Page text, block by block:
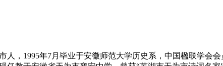
，1995年7月毕业于安徽师范大学历史系，中国楹联学会